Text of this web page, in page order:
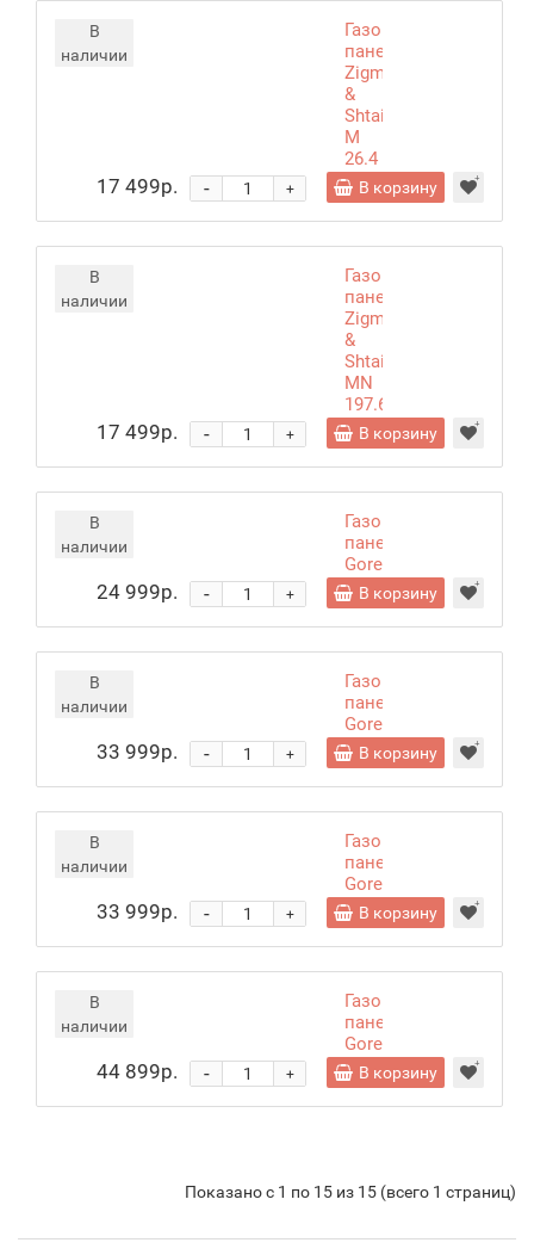
В
наличии
Газовая
панель
Zigmund
&
Shtain
M
26.4
B
17 499р. +
- В корзину
В
наличии
Газовая
панель
Zigmund
&
Shtain
MN
197.61
B
17 499р. +
- В корзину
В
наличии
Газовая
панель
Gorenje
GT642AB
24 999р. +
- В корзину
В
наличии
Газовая
панель
Gorenje
GTW642SYB
33 999р. +
- В корзину
В
наличии
Газовая
панель
Gorenje
GTW642SYW
33 999р. +
- В корзину
В
наличии
Газовая
панель
Gorenje
GKTW642SYW
44 899р. +
- В корзину
Показано с 1 по 15 из 15 (всего 1 страниц)